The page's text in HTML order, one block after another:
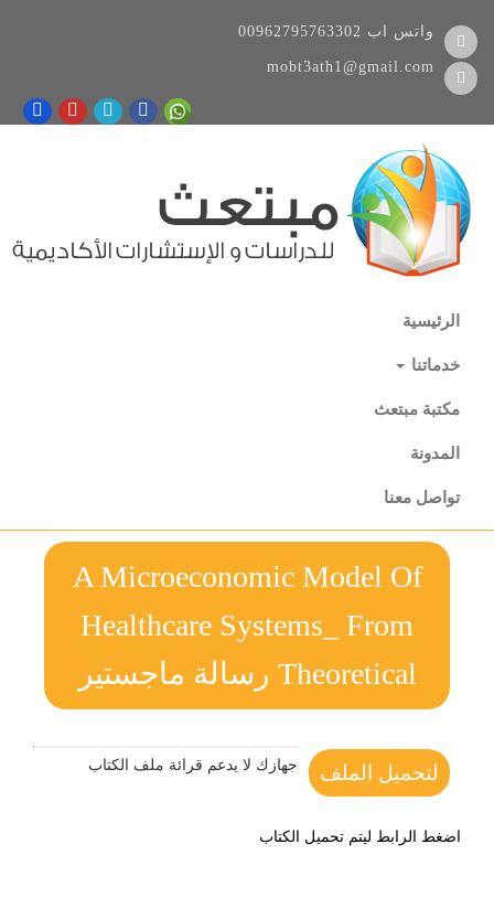
00962795763302 واتس اب
mobt3ath1@gmail.com
الرئيسية
خدماتنا
مكتبة مبتعث
المدونة
تواصل معنا
A Microeconomic Model Of
Healthcare Systems_ From
Theoretical رسالة ماجستير
لتحميل الملف جهازك لا يدعم قرائة ملف الكتاب
اضغط الرابط ليتم تحميل الكتاب